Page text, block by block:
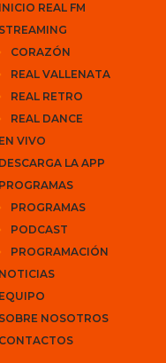
INICIO REAL FM
STREAMING
CORAZÓN
REAL VALLENATA
REAL RETRO
REAL DANCE
EN VIVO
DESCARGA LA APP
PROGRAMAS
PROGRAMAS
PODCAST
PROGRAMACIÓN
NOTICIAS
EQUIPO
SOBRE NOSOTROS
CONTACTOS